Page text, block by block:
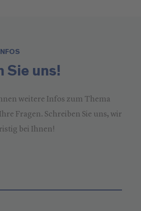
Sie uns!
weitere Infos zum Thema
Fragen. Schreiben Sie uns, wir
bei Ihnen!